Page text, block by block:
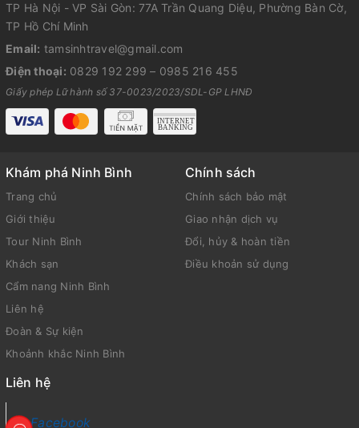
TP Hà Nội - VP Sài Gòn: 77A Trần Quang Diệu, Phường Bàn Cờ,
TP Hồ Chí Minh
Email: tamsinhtravel@gmail.com
Điện thoại: 0829 192 299 – 0985 216 455
Giấy phép Lữ hành số 37-0023/2023/SDL-GP LHNĐ
Khám phá Ninh Bình
Trang chủ
Giới thiệu
Tour Ninh Bình
Khách sạn
Cẩm nang Ninh Bình
Liên hệ
Đoàn & Sự kiện
Khoảnh khắc Ninh Bình
Chính sách
Chính sách bảo mật
Giao nhận dịch vụ
Đổi, hủy & hoàn tiền
Điều khoản sử dụng
Liên hệ
Facebook